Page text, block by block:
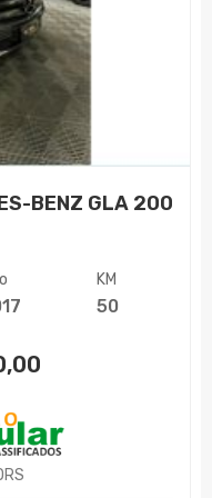
BENZ GLA 200
KM
50